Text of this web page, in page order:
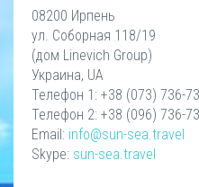
08200 Ирпень
ул. Соборная 118/19
(дом Linevich Group)
Украина, UA
Телефон 1: +38 (073) 736-
Телефон 2: +38 (096) 736-
Email: info@sun-sea.travel
Skype: sun-sea.travel